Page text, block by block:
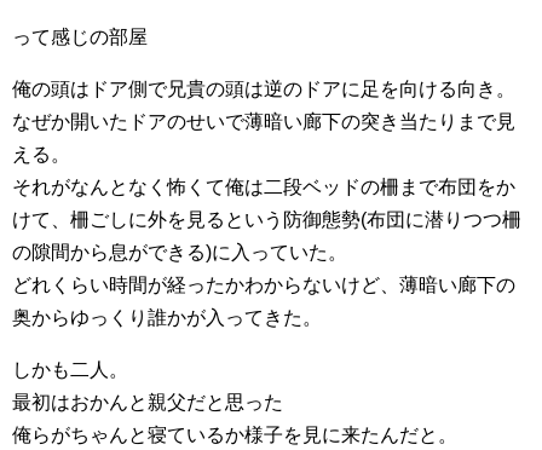
って感じの部屋
俺の頭はドア側で兄貴の頭は逆のドアに足を向ける向き。
なぜか開いたドアのせいで薄暗い廊下の突き当たりまで見
える。
それがなんとなく怖くて俺は二段ベッドの柵まで布団をか
けて、柵ごしに外を見るという防御態勢(布団に潜りつつ柵
の隙間から息ができる)に入っていた。
どれくらい時間が経ったかわからないけど、薄暗い廊下の
奥からゆっくり誰かが入ってきた。
しかも二人。
最初はおかんと親父だと思った
俺らがちゃんと寝ているか様子を見に来たんだと。